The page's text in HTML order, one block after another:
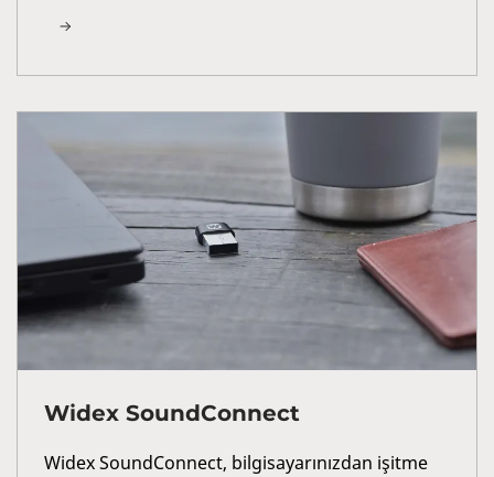
Widex SoundConnect
Widex SoundConnect, bilgisayarınızdan işitme